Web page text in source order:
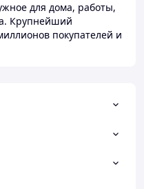
для дома, работы,
Крупнейший
покупателей и